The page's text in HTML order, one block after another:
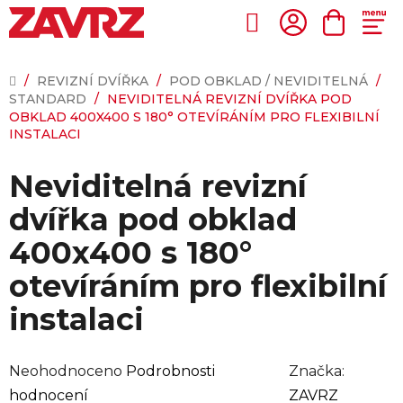
Přejít
na
Hledat
KOŠÍK
DOMŮ
/ REVIZNÍ DVÍŘKA / POD OBKLAD / NEVIDITELNÁ /
STANDARD / NEVIDITELNÁ REVIZNÍ DVÍŘKA POD
OBKLAD 400X400 S 180° OTEVÍRÁNÍM PRO FLEXIBILNÍ
INSTALACI
Neviditelná revizní
dvířka pod obklad
400x400 s 180°
otevíráním pro flexibilní
instalaci
Průměrné
hodnocení
Neohodnoceno Podrobnosti
hodnocení
Značka:
ZAVRZ